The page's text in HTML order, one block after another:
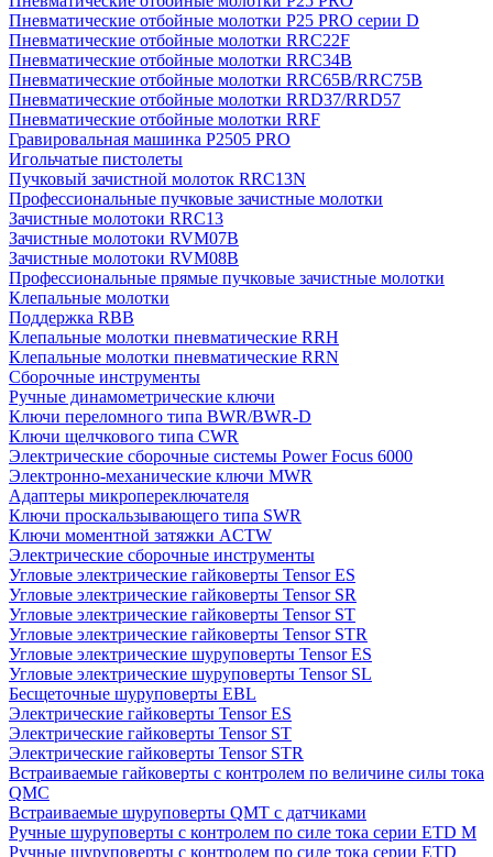
Пневматические отбойные молотки P25 PRO серии D
Пневматические отбойные молотки RRC22F
Пневматические отбойные молотки RRC34B
Пневматические отбойные молотки RRC65B/RRC75B
Пневматические отбойные молотки RRD37/RRD57
Пневматические отбойные молотки RRF
Гравировальная машинка P2505 PRO
Игольчатые пистолеты
Пучковый зачистной молоток RRC13N
Профессиональные пучковые зачистные молотки
Зачистные молотоки RRC13
Зачистные молотоки RVM07B
Зачистные молотоки RVM08B
Профессиональные прямые пучковые зачистные молотки
Клепальные молотки
Поддержка RBB
Клепальные молотки пневматические RRH
Клепальные молотки пневматические RRN
Сборочные инструменты
Ручные динамометрические ключи
Ключи переломного типа BWR/BWR-D
Ключи щелчкового типа CWR
Электрические сборочные системы Power Focus 6000
Электронно-механические ключи MWR
Адаптеры микропереключателя
Ключи проскальзывающего типа SWR
Ключи моментной затяжки ACTW
Электрические сборочные инструменты
Угловые электрические гайковерты Tensor ES
Угловые электрические гайковерты Tensor SR
Угловые электрические гайковерты Tensor ST
Угловые электрические гайковерты Tensor STR
Угловые электрические шуруповерты Tensor ES
Угловые электрические шуруповерты Tensor SL
Бесщеточные шуруповерты EBL
Электрические гайковерты Tensor ES
Электрические гайковерты Tensor ST
Электрические гайковерты Tensor STR
Встраиваемые гайковерты с контролем по величине силы тока
QMC
Встраиваемые шуруповерты QMT с датчиками
Ручные шуруповерты с контролем по силе тока серии ETD M
Ручные шуруповерты с контролем по силе тока серии ETD